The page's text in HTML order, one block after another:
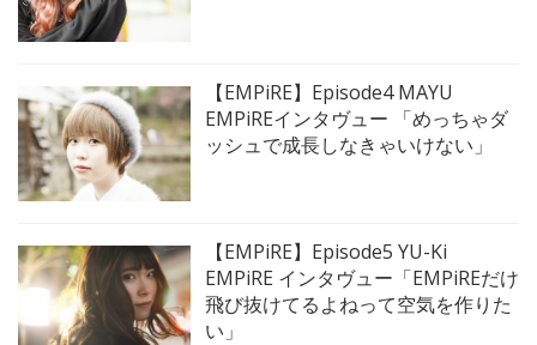
【EMPiRE】Episode4 MAYU
EMPiREインタヴュー 「めっちゃダ
ッシュで成長しなきゃいけない」
【EMPiRE】Episode5 YU-Ki
EMPiRE インタヴュー「EMPiREだけ
飛び抜けてるよねって空気を作りた
い」